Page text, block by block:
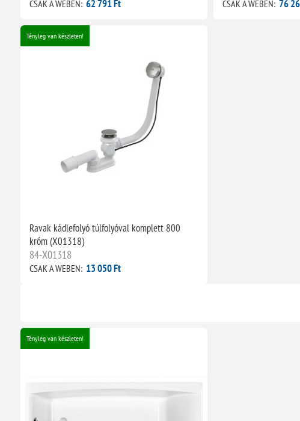
CSAK A WEBEN: 62 791 Ft CSAK A WEBEN: 76
Tényleg van készleten!
Ravak kádlefolyó túlfolyóval komplett 800
króm (X01318)
84-X01318
CSAK A WEBEN: 13 050 Ft
Tényleg van készleten!